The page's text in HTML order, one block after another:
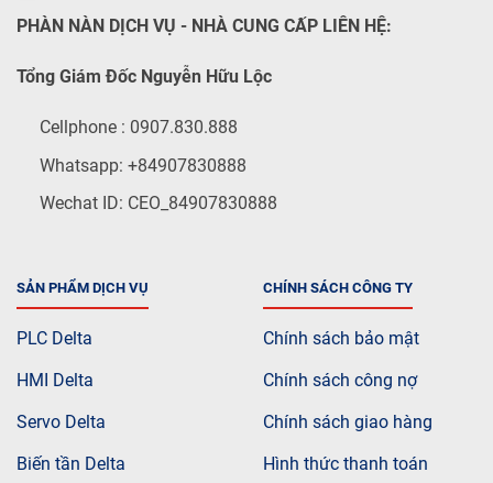
PHÀN NÀN DỊCH VỤ - NHÀ CUNG CẤP LIÊN HỆ:
Tổng Giám Đốc Nguyễn Hữu Lộc
Cellphone : 0907.830.888
Whatsapp: +84907830888
Wechat ID: CEO_84907830888
SẢN PHẨM DỊCH VỤ
PLC Delta
HMI Delta
Servo Delta
Biến tần Delta
CHÍNH SÁCH CÔNG TY
Chính sách bảo mật
Chính sách công nợ
Chính sách giao hàng
Hình thức thanh toán